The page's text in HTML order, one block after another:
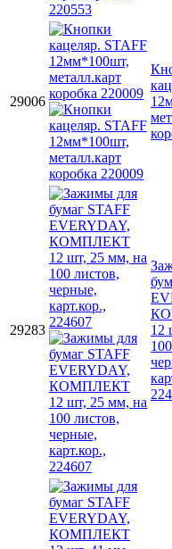
29006
29283
12